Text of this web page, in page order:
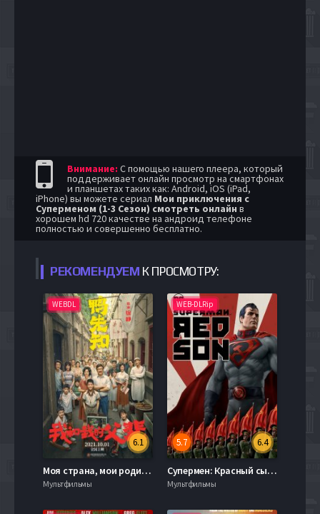
Внимание: С помощью нашего плеера, который
поддерживает онлайн просмотр на смартфонах
и планшетах таких как: Android, iOS (iPad,
iPhone) вы можете сериал Мои приключения с
Суперменом (1-3 Сезон) смотреть онлайн в
хорошем hd 720 качестве на андроид телефоне
полностью и совершенно бесплатно.
РЕКОМЕНДУЕМ К ПРОСМОТРУ:
WEBDL
6.1
Моя страна, мои родители (2021)
Мультфильмы
WEB-DLRip
6.4
5.7
Супермен: Красный сын (2020)
Мультфильмы